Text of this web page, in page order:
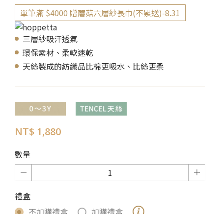
單筆滿 $4000 贈蘑菇六層紗長巾(不累送)-8.31
三層紗吸汗透氣
環保素材、柔軟速乾
天絲製成的紡織品比棉更吸水、比絲更柔
NT$ 1,880
數量
禮盒
不加購禮盒
加購禮盒